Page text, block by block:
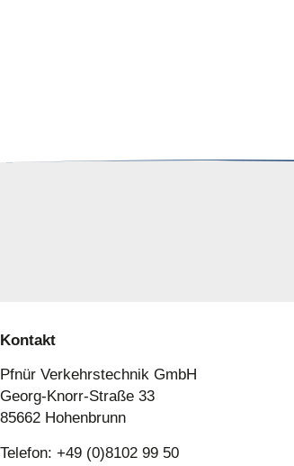
Kontakt
Pfnür Verkehrstechnik GmbH
Georg-Knorr-Straße 33
85662 Hohenbrunn
Telefon: +49 (0)8102 99 50